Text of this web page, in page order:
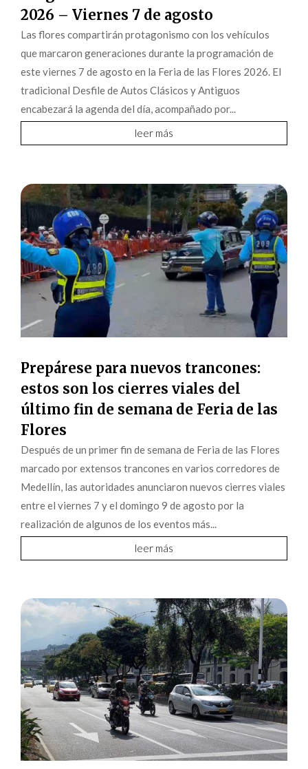
2026 – Viernes 7 de agosto
Las flores compartirán protagonismo con los vehículos
que marcaron generaciones durante la programación de
este viernes 7 de agosto en la Feria de las Flores 2026. El
tradicional Desfile de Autos Clásicos y Antiguos
encabezará la agenda del día, acompañado por...
leer más
Prepárese para nuevos trancones:
estos son los cierres viales del
último fin de semana de Feria de las
Flores
Después de un primer fin de semana de Feria de las Flores
marcado por extensos trancones en varios corredores de
Medellín, las autoridades anunciaron nuevos cierres viales
entre el viernes 7 y el domingo 9 de agosto por la
realización de algunos de los eventos más...
leer más